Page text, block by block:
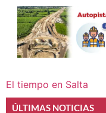
El tiempo en Salta
ÚLTIMAS NOTICIAS